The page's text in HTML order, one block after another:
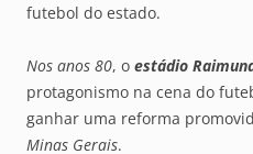
futebol do estado.
Nos anos 80, o estádio
protagonismo na cena do
ganhar uma reforma
Minas Gerais.